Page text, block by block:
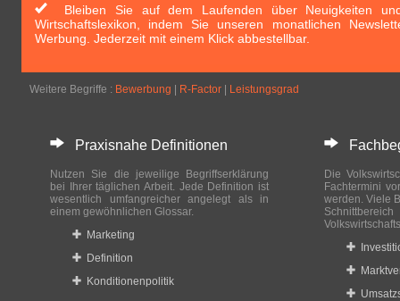
Bleiben Sie auf dem Laufenden über Neuigkeiten
Wirtschaftslexikon, indem Sie unseren monatlichen
Werbung. Jederzeit mit einem Klick abbestellbar.
Weitere Begriffe : Bewerbung R-Factor Leistungsgrad
Praxisnahe Definitionen
Nutzen Sie die jeweilige Begriffserklärung
bei Ihrer täglichen Arbeit. Jede Definition ist
wesentlich umfangreicher angelegt als in
einem gewöhnlichen Glossar.
Marketing
Definition
Konditionenpolitik
Die
Fachtermini
werden. Viele